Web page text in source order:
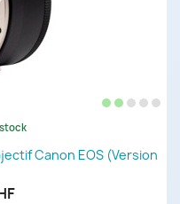
Canon EOS (version